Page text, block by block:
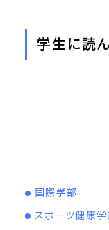
学生に読
国際学部
スポーツ健康学